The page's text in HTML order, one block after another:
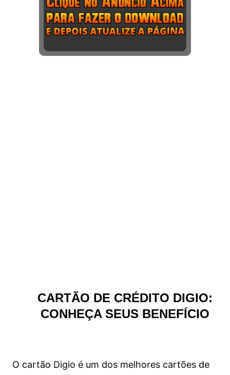
CARTÃO DE CRÉDITO DIGIO:
CONHEÇA SEUS BENEFÍCIO
O cartão Digio é um dos melhores cartões de